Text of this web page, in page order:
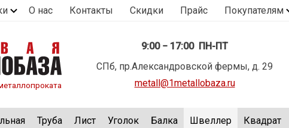
О нас Контакты Скидки Прайс Покупателям
9:00 − 17:00 ПН-ПТ
СПб, пр.Александровской фермы, д. 29
metall@1metallobaza.ru
Труба Лист Уголок Балка Швеллер Квадрат